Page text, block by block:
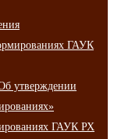
ГАУК
утверждении
ГАУК РХ